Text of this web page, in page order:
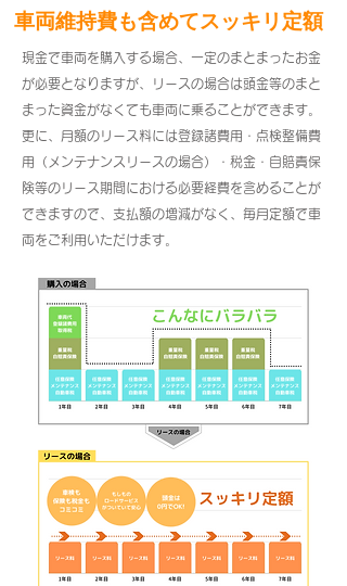
車両維持費も含めてスッキリ定額
現金で車両を購入する場合、一定のまとまったお金
が必要となりますが、リースの場合は頭金等のまと
まった資金がなくても車両に乗ることができます。
更に、月額のリース料には登録諸費用・点検整備費
用（メンテナンスリースの場合）・税金・自賠責保
険等のリース期間における必要経費を含めることが
できますので、支払額の増減がなく、毎月定額で車
両をご利用いただけます。